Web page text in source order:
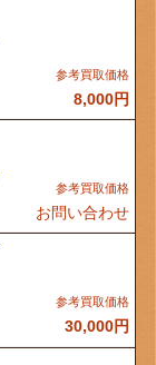
8,000円
お問い合わせ
30,000円